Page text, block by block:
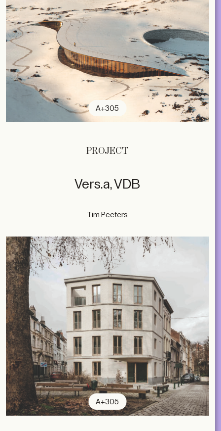
A+305
PROJECT
Vers.a, VDB
Tim Peeters
A+305